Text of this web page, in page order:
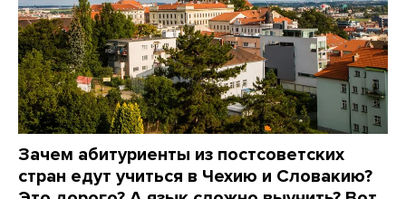
Зачем абитуриенты из постсоветских
стран едут учиться в Чехию и Словакию?